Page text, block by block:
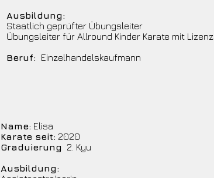
Ausbildung:
Staatlich geprüfter Übungsleiter
Übungsleiter für Allround Kinder Karate mit Lizenz
Beruf:
Einzelhandelskaufmann
Name: Elisa
Karate seit: 2020
Graduierung 2. Kyu
Ausbildung: